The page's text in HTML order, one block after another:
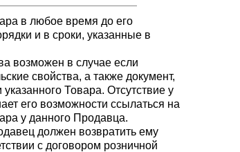
в любое время до его
и в сроки, указанные в
возможен в случае если
свойства, а также документ,
Товара. Отсутствие у
его возможности ссылаться на
у данного Продавца.
должен возвратить ему
с договором розничной